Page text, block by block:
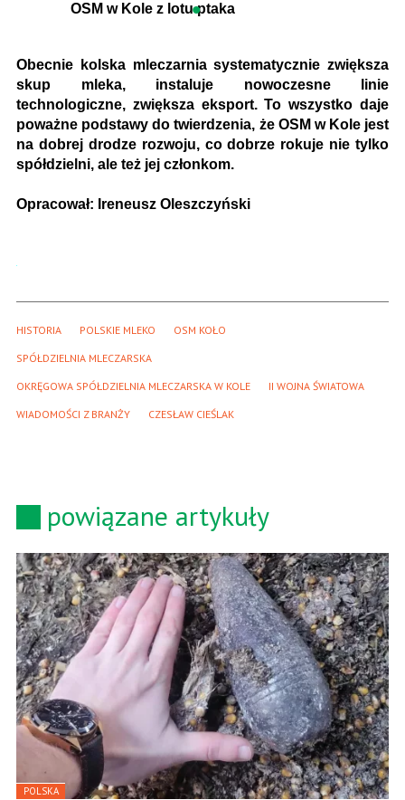
OSM w Kole z lotu ptaka
Obecnie kolska mleczarnia systematycznie zwiększa
skup mleka, instaluje nowoczesne linie
technologiczne, zwiększa eksport. To wszystko daje
poważne podstawy do twierdzenia, że OSM w Kole jest
na dobrej drodze rozwoju, co dobrze rokuje nie tylko
spółdzielni, ale też jej członkom.
Opracował: Ireneusz Oleszczyński
HISTORIA POLSKIE MLEKO OSM KOŁO
SPÓŁDZIELNIA MLECZARSKA
OKRĘGOWA SPÓŁDZIELNIA MLECZARSKA W KOLE II WOJNA ŚWIATOWA
WIADOMOŚCI Z BRANŻY CZESŁAW CIEŚLAK
powiązane artykuły
POLSKA